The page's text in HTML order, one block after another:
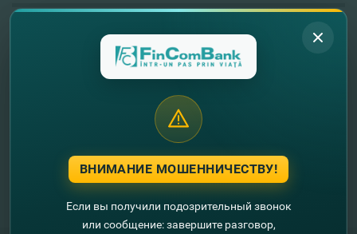
Другие новости
ВНИМАНИЕ МОШЕННИЧЕСТВУ!
Если вы получили подозрительный звонок
или сообщение: завершите разговор,